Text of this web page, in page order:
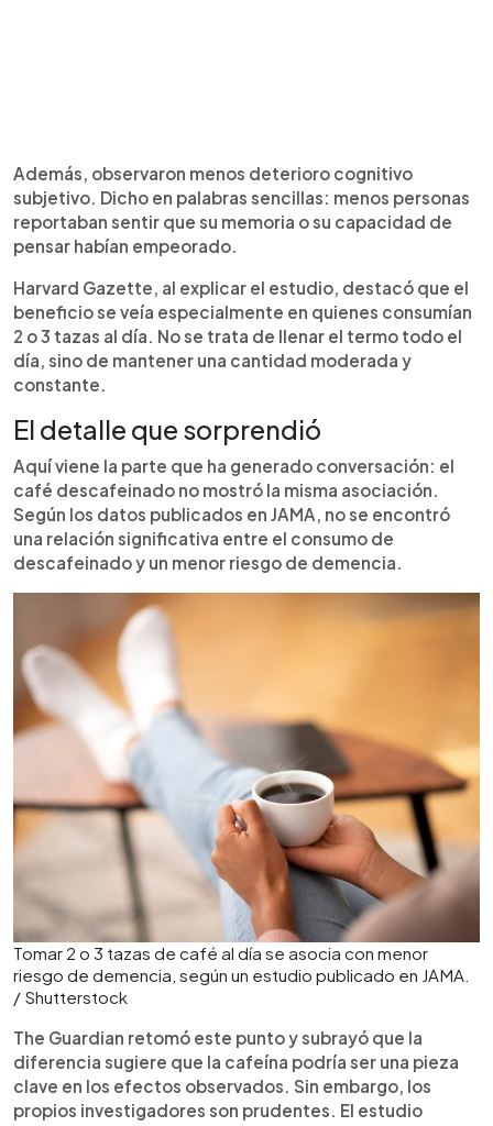
Además, observaron menos deterioro cognitivo
subjetivo. Dicho en palabras sencillas: menos personas
reportaban sentir que su memoria o su capacidad de
pensar habían empeorado.
Harvard Gazette, al explicar el estudio, destacó que el
beneficio se veía especialmente en quienes consumían
2 o 3 tazas al día. No se trata de llenar el termo todo el
día, sino de mantener una cantidad moderada y
constante.
El detalle que sorprendió
Aquí viene la parte que ha generado conversación: el
café descafeinado no mostró la misma asociación.
Según los datos publicados en JAMA, no se encontró
una relación significativa entre el consumo de
descafeinado y un menor riesgo de demencia.
Tomar 2 o 3 tazas de café al día se asocia con menor
riesgo de demencia, según un estudio publicado en JAMA.
/ Shutterstock
The Guardian retomó este punto y subrayó que la
diferencia sugiere que la cafeína podría ser una pieza
clave en los efectos observados. Sin embargo, los
propios investigadores son prudentes. El estudio